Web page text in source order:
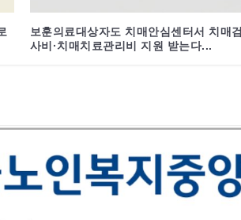
보훈의료대상자도 치매안심센터서 치매검
사비·치매치료관리비 지원 받는다...